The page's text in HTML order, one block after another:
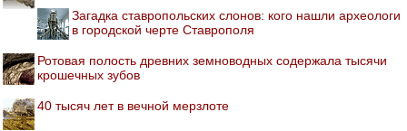
Загадка ставропольских слонов: кого нашли археологи
в городской черте Ставрополя
Ротовая полость древних земноводных содержала тысячи
крошечных зубов
40 тысяч лет в вечной мерзлоте